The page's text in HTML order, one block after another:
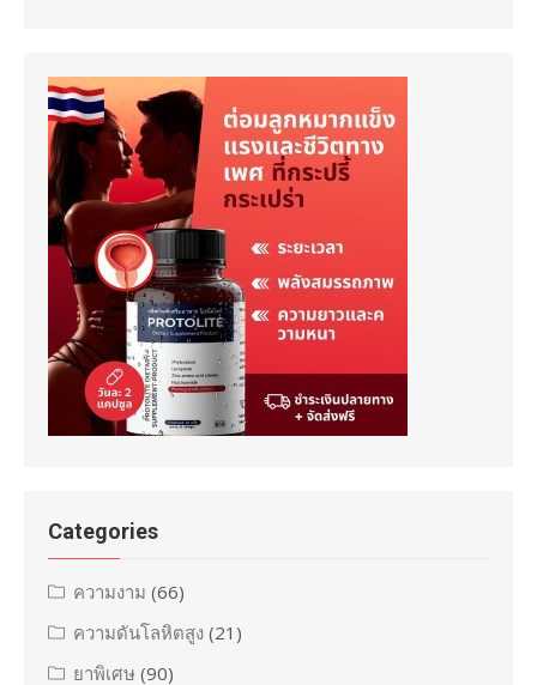
Categories
ความงาม (66)
ความดันโลหิตสูง (21)
ยาพิเศษ (90)